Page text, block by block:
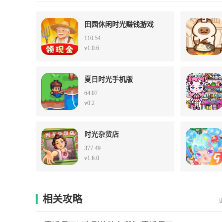
田园休闲时光赚钱游戏
110.54
v1.0.6
夏日时光手机版
64.07
v0.2
时光杂货店
377.49
v1.6.0
相关攻略